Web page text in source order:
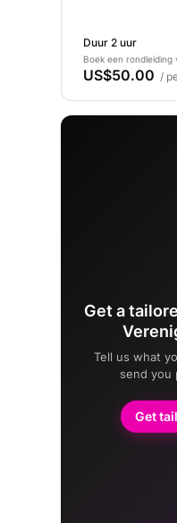
Duur 2 uur
Boek een rondleiding
US$50.00 /
Get a
Tell us what
send you
Get